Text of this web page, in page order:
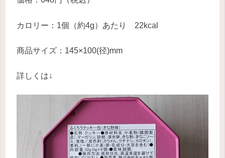
カロリー：1個（約4g）あたり 22kcal
商品サイズ：145×100(径)mm
詳しくは↓